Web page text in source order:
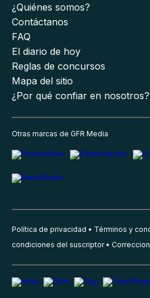
¿Quiénes somos?
Contáctanos
FAQ
El diario de hoy
Reglas de concursos
Mapa del sitio
¿Por qué confiar en nosotros?
Otras marcas de GFR Media
Política de privacidad Términos y
condiciones del suscriptor